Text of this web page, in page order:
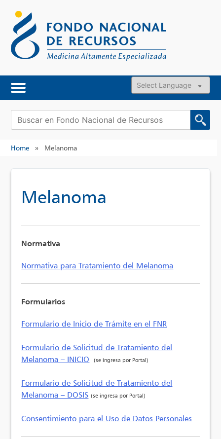
content
Powered by
Buscar:
Home » Melanoma
Melanoma
Normativa
Normativa para Tratamiento del Melanoma
Formularios
Formulario de Inicio de Trámite en el FNR
Formulario de Solicitud de Tratamiento del
Melanoma – INICIO
(se ingresa por Portal)
Formulario de Solicitud de Tratamiento del
Melanoma – DOSIS (se ingresa por Portal)
Consentimiento para el Uso de Datos Personales